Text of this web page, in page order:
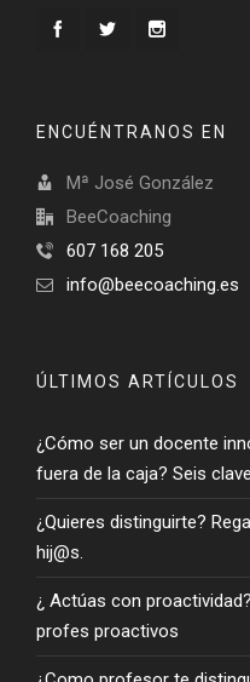
ENCUÉNTRANOS EN
Mª José González
BeeCoaching
607 168 205
info@beecoaching.es
ÚLTIMOS ARTÍCULOS
¿Cómo ser un docente
fuera de la caja? Seis
¿Quieres distinguirte?
hij@s.
¿ Actúas con
profes proactivos